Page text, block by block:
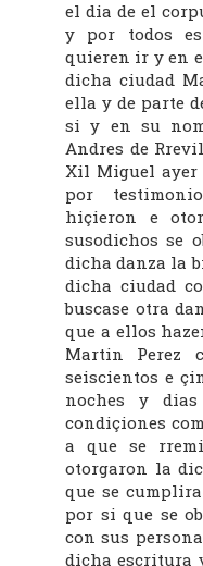
el dia de el
y por todos
quieren ir y en
dicha ciudad
ella y de parte
si y en su
Andres de
Xil Miguel ayer
por
hiçieron e
susodichos se
dicha danza la
dicha ciudad
buscase otra
que a ellos
Martin Perez
seiscientos e
noches y
condiçiones
a que se
otorgaron la
que se
por si que se
con sus
dicha escritura